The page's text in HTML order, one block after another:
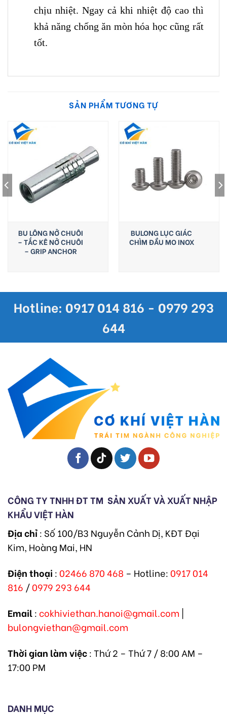
chịu nhiệt. Ngay cả khi nhiệt độ cao thì
khả năng chống ăn mòn hóa học cũng rất
tốt.
SẢN PHẨM TƯƠNG TỰ
BU LÔNG NỞ CHUÔI
– TẮC KÊ NỞ CHUÔI
– GRIP ANCHOR
BULONG LỤC GIÁC
CHÌM ĐẦU MO INOX
Hotline: 0917 014 816 - 0979 293
644
CÔNG TY TNHH ĐT TM SẢN XUẤT VÀ XUẤT NHẬP
KHẨU VIỆT HÀN
Địa chỉ: Số 100/B3 Nguyễn Cảnh Dị, KĐT Đại
Kim, Hoàng Mai, HN
Điện thoại : 02466 870 468 – Hotline: 0917 014
816 /0979 293 644
Email: cokhiviethan.hanoi@gmail.com |
bulongviethan@gmail.com
Thời gian làm việc: Thứ 2 – Thứ 7 / 8:00 AM –
17:00 PM
DANH MỤC